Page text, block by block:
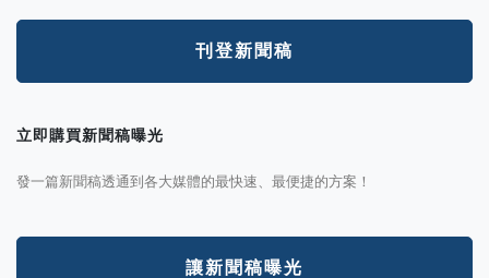
刊登新聞稿
立即購買新聞稿曝光
發一篇新聞稿透通到各大媒體的最快速、最便捷的方案！
讓新聞稿曝光